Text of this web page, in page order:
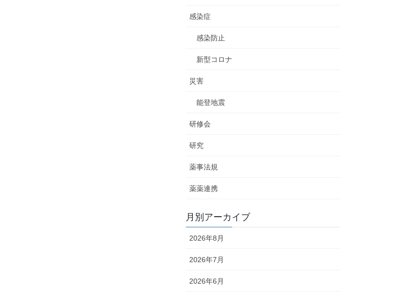
感染症
感染防止
新型コロナ
災害
能登地震
研修会
研究
薬事法規
薬薬連携
月別アーカイブ
2026年8月
2026年7月
2026年6月